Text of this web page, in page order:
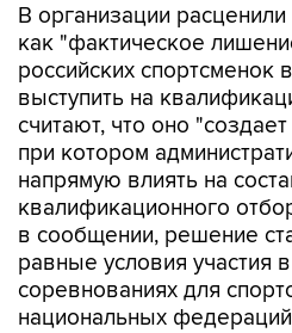
В организации
как "фактическое
российских спортсменок
выступить на
считают, что оно
при котором
напрямую влиять на
квалификационного
в сообщении, решение
равные условия участия
соревнованиях для
национальных